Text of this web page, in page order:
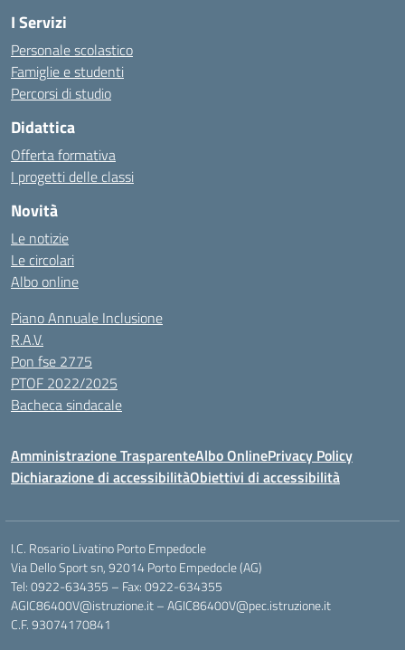
I Servizi
Personale scolastico
Famiglie e studenti
Percorsi di studio
Didattica
Offerta formativa
I progetti delle classi
Novità
Le notizie
Le circolari
Albo online
Piano Annuale Inclusione
R.A.V.
Pon fse 2775
PTOF 2022/2025
Bacheca sindacale
Amministrazione TrasparenteAlbo OnlinePrivacy Policy
Dichiarazione di accessibilitàObiettivi di accessibilità
I.C. Rosario Livatino Porto Empedocle
Via Dello Sport sn, 92014 Porto Empedocle (AG)
Tel: 0922-634355 – Fax: 0922-634355
AGIC86400V@istruzione.it–AGIC86400V@pec.istruzione.it
C.F. 93074170841